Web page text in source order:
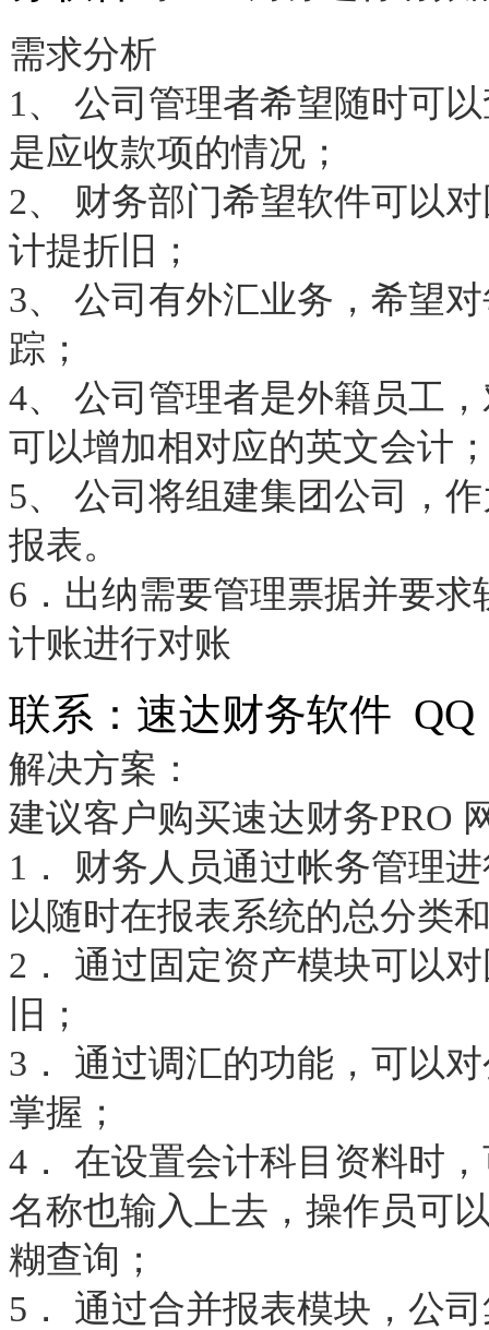
需求分析
1、 公司管理者希望随时可
是应收款项的情况；
2、 财务部门希望软件可以
计提折旧；
3、 公司有外汇业务，希望
踪；
4、 公司管理者是外籍员工
可以增加相对应的英文会计
5、 公司将组建集团公司，
报表。
6．出纳需要管理票据并要
计账进行对账
联系：速达财务软件 QQ
解决方案：
建议客户购买速达财务PRO
1． 财务人员通过帐务管理
以随时在报表系统的总分类
2． 通过固定资产模块可以
旧；
3． 通过调汇的功能，可以
掌握；
4． 在设置会计科目资料时
名称也输入上去，操作员可
糊查询；
5． 通过合并报表模块，公